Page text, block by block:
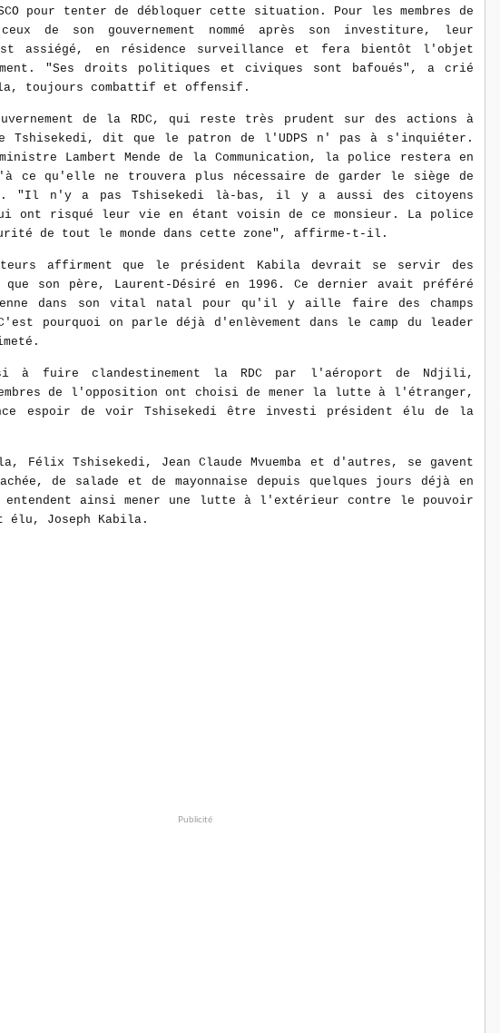
pour tenter de débloquer cette situation. Pour les membres de
de son gouvernement nommé après son investiture, leur
assiégé, en résidence surveillance et fera bientôt l'objet
"Ses droits politiques et civiques sont bafoués", a crié
toujours combattif et offensif.
de la RDC, qui reste très prudent sur des actions à
Tshisekedi, dit que le patron de l'UDPS n' pas à s'inquiéter.
Lambert Mende de la Communication, la police restera en
ce qu'elle ne trouvera plus nécessaire de garder le siège de
"Il n'y a pas Tshisekedi là-bas, il y a aussi des citoyens
ont risqué leur vie en étant voisin de ce monsieur. La police
de tout le monde dans cette zone", affirme-t-il.
affirment que le président Kabila devrait se servir des
que son père, Laurent-Désiré en 1996. Ce dernier avait préféré
dans son vital natal pour qu'il y aille faire des champs
pourquoi on parle déjà d'enlèvement dans le camp du leader
à fuire clandestinement la RDC par l'aéroport de Ndjili,
de l'opposition ont choisi de mener la lutte à l'étranger,
espoir de voir Tshisekedi être investi président élu de la
Félix Tshisekedi, Jean Claude Mvuemba et d'autres, se gavent
de salade et de mayonnaise depuis quelques jours déjà en
entendent ainsi mener une lutte à l'extérieur contre le pouvoir
élu, Joseph Kabila.
Publicité